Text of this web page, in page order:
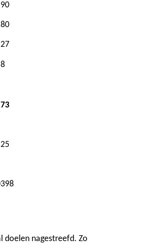
90
80
27
8
73
25
doelen nagestreefd. Zo